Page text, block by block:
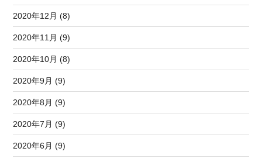
2020年12月 (8)
2020年11月 (9)
2020年10月 (8)
2020年9月 (9)
2020年8月 (9)
2020年7月 (9)
2020年6月 (9)